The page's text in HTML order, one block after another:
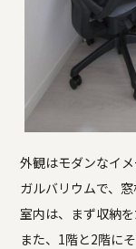
外観はモダンなイ
ガルバリウムで、
室内は、まず収納
また、1階と2階に